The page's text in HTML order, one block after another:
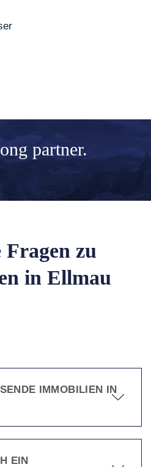
partner.
Fragen zu
in Ellmau
IMMOBILIEN IN
EIN